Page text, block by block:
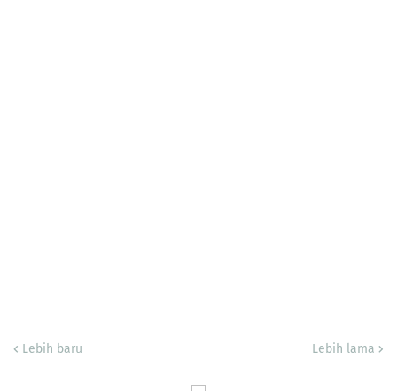
Lebih baru Lebih lama